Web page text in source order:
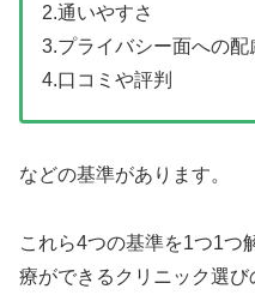
2.通いやすさ
3.プライバシー面への配
4.口コミや評判
などの基準があります。
これら4つの基準を1つ1つ
療ができるクリニック選び